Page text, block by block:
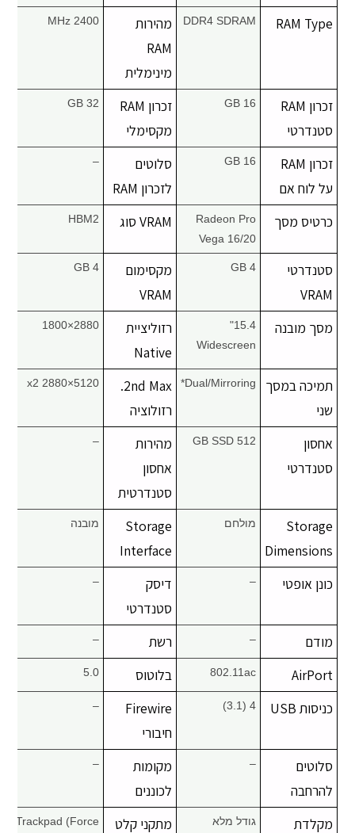
RAM Type
DDR4 SDRAM
מהירות
RAM
מינימלית
2400 MHz
זכרון RAM
סטנדרטי
16 GB
זכרון RAM
מקסימלי
32 GB
זכרון RAM
על לוח אם
16 GB
סלוטים
לזכרון RAM
–
כרטיס מסך
Radeon Pro
Vega 16/20
VRAM סוג HBM2
סטנדרטי
VRAM
4 GB
מקסימום
VRAM
4 GB
מסך מובנה
15.4"
Widescreen
רזוליציית
Native
2880×1800
תמיכה במסך
שני
Dual/Mirroring*
2nd Max.
רזולוציה
5120×2880 x2
אחסון
סטנדרטי
512 GB SSD
מהירות
אחסון
סטנדרטית
–
Storage
Dimensions
מולחם
Storage
Interface
מובנה
כונן אופטי –
דיסק
סטנדרטי
–
מודם – רשת –
AirPort
802.11ac בלוטוס 5.0
כניסות USB 4 (3.1)
Firewire
חיבורי
–
סלוטים
להרחבה
–
מקומות
לכוננים
–
מקלדת גודל מלא
מתקני קלט
Trackpad (Force